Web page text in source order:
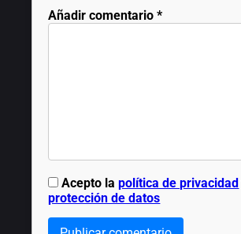
Añadir comentario *
Acepto lapolítica de privacidad
protección de datos